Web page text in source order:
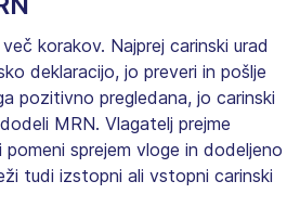
korakov. Najprej carinski urad
deklaracijo, jo preveri in pošlje
pozitivno pregledana, jo carinski
MRN. Vlagatelj prejme
sprejem vloge in dodeljeno
tudi izstopni ali vstopni carinski